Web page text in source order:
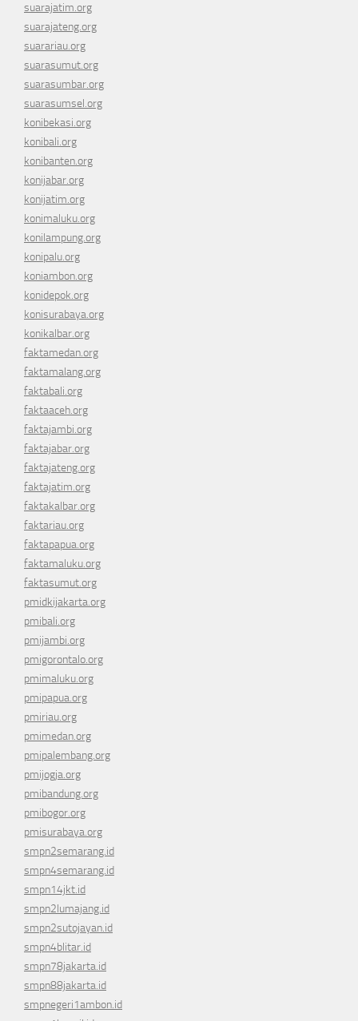
suarajatim.org
suarajateng.org
suarariau.org
suarasumut.org
suarasumbar.org
suarasumsel.org
konibekasi.org
konibali.org
konibanten.org
konijabar.org
konijatim.org
konimaluku.org
konilampung.org
konipalu.org
koniambon.org
konidepok.org
konisurabaya.org
konikalbar.org
faktamedan.org
faktamalang.org
faktabali.org
faktaaceh.org
faktajambi.org
faktajabar.org
faktajateng.org
faktajatim.org
faktakalbar.org
faktariau.org
faktapapua.org
faktamaluku.org
faktasumut.org
pmidkijakarta.org
pmibali.org
pmijambi.org
pmigorontalo.org
pmimaluku.org
pmipapua.org
pmiriau.org
pmimedan.org
pmipalembang.org
pmijogja.org
pmibandung.org
pmibogor.org
pmisurabaya.org
smpn2semarang.id
smpn4semarang.id
smpn14jkt.id
smpn2lumajang.id
smpn2sutojayan.id
smpn4blitar.id
smpn78jakarta.id
smpn88jakarta.id
smpnegeri1ambon.id